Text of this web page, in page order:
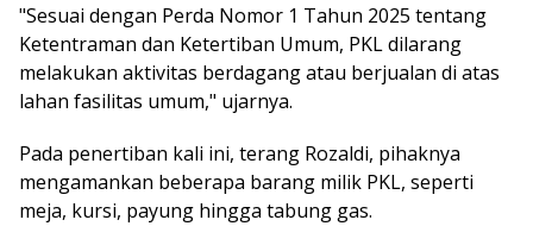
"Sesuai dengan Perda Nomor 1 Tahun 2025 tentang
Ketentraman dan Ketertiban Umum, PKL dilarang
melakukan aktivitas berdagang atau berjualan di atas
lahan fasilitas umum," ujarnya.
Pada penertiban kali ini, terang Rozaldi, pihaknya
mengamankan beberapa barang milik PKL, seperti
meja, kursi, payung hingga tabung gas.